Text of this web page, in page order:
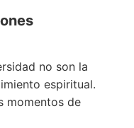
no son la
espiritual.
momentos de